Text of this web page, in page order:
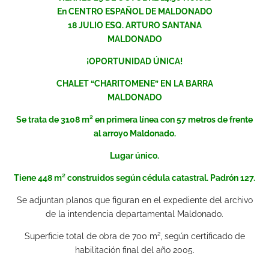
En CENTRO ESPAÑOL DE MALDONADO
18 JULIO ESQ. ARTURO SANTANA
MALDONADO
¡OPORTUNIDAD ÚNICA!
CHALET “CHARITOMENE” EN LA BARRA
MALDONADO
Se trata de 3108 m² en primera línea con 57 metros de frente
al arroyo Maldonado.
Lugar único.
Tiene 448 m² construidos según cédula catastral. Padrón 127.
Se adjuntan planos que figuran en el expediente del archivo
de la intendencia departamental Maldonado.
Superficie total de obra de 700 m², según certificado de
habilitación final del año 2005.